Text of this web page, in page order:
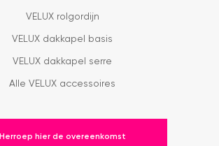
VELUX rolgordijn
VELUX dakkapel basis
VELUX dakkapel serre
Alle VELUX accessoires
Herroep hier de overeenkomst